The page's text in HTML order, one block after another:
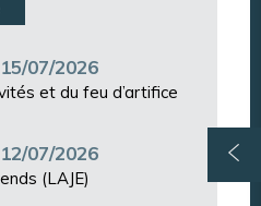
07/2026
et du feu d’artifice
07/2026
(LAJE)